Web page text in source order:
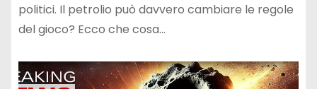
politici. Il petrolio può davvero cambiare le regole
del gioco? Ecco che cosa…